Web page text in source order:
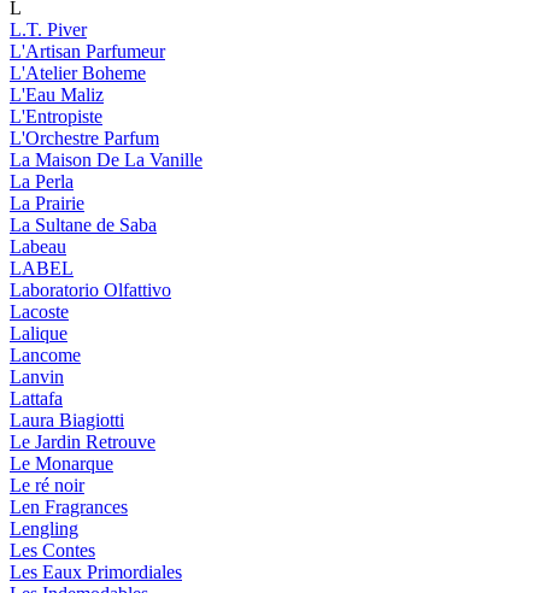
L
L.T. Piver
L'Artisan Parfumeur
L'Atelier Boheme
L'Eau Maliz
L'Entropiste
L'Orchestre Parfum
La Maison De La Vanille
La Perla
La Prairie
La Sultane de Saba
Labeau
LABEL
Laboratorio Olfattivo
Lacoste
Lalique
Lancome
Lanvin
Lattafa
Laura Biagiotti
Le Jardin Retrouve
Le Monarque
Le ré noir
Len Fragrances
Lengling
Les Contes
Les Eaux Primordiales